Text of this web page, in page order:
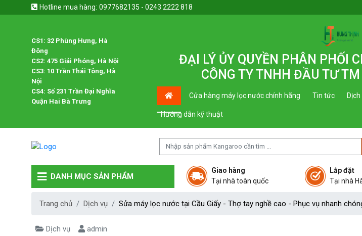
Hotline mua hàng: 0977682135 - 0243 2222 818
CS1: 32 Phùng Hưng, Hà
Đông
CS2: 475 Giải Phóng, Hà Nội
CS3: 10 Trần Thái Tông, Hà
Nội
CS4: Số 231 Trần Đại Nghĩa
Quận Hai Bà Trưng
ĐẠI LÝ ỦY QUYỀN PHÂN PHỐI
CÔNG TY TNHH ĐẦU TƯ
Cửa hàng máy lọc nước chính hãng Tin tức Dịch
Hướng dẫn kỹ thuật
DANH MỤC SẢN PHẨM
Giao hàng
Tại nhà toàn quốc
Lắp đặt
Tại nhà
Trang chủ Dịch vụ Sửa máy lọc nước tại Cầu Giấy - Thợ tay nghề cao - Phục vụ nhanh
Dịch vụ admin